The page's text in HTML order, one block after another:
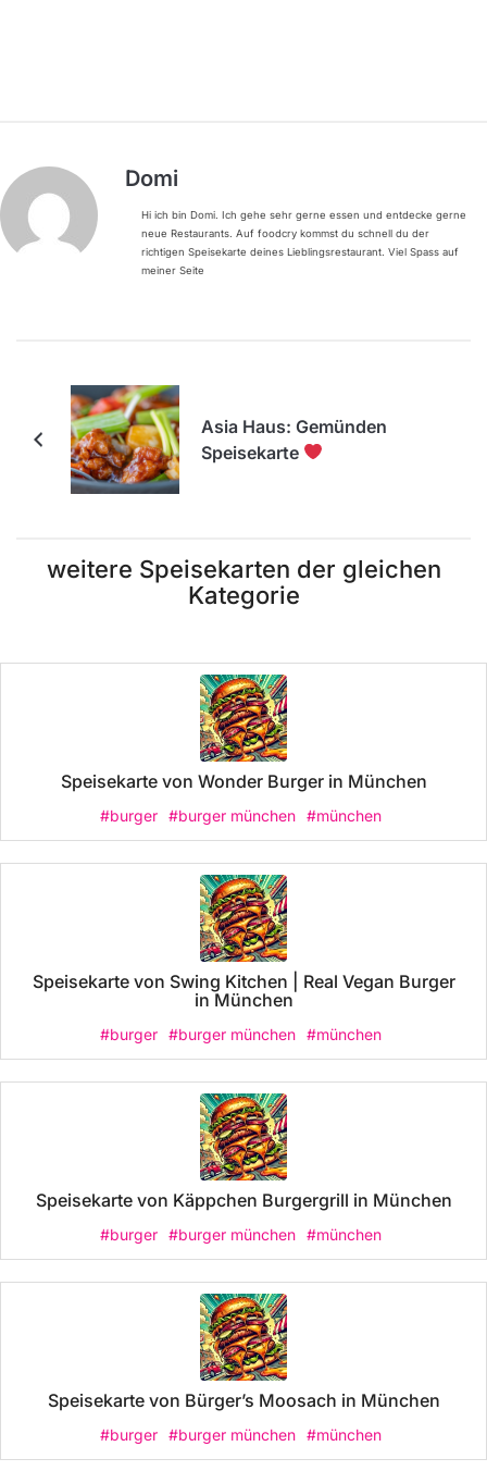
Domi
Hi ich bin Domi. Ich gehe sehr gerne essen und entdecke gerne
neue Restaurants. Auf foodcry kommst du schnell du der
richtigen Speisekarte deines Lieblingsrestaurant. Viel Spass auf
meiner Seite
Asia Haus: Gemünden
Speisekarte
weitere Speisekarten der gleichen
Kategorie
Speisekarte von Wonder Burger in München
#burger #burger münchen #münchen
Speisekarte von Swing Kitchen | Real Vegan Burger
in München
#burger #burger münchen #münchen
Speisekarte von Käppchen Burgergrill in München
#burger #burger münchen #münchen
Speisekarte von Bürger’s Moosach in München
#burger #burger münchen #münchen